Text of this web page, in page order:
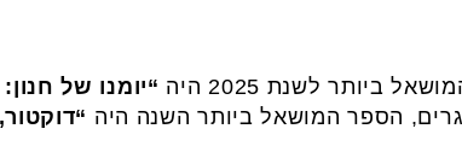
לשנת 2025 היה
“יומנו של